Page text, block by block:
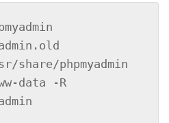
share/phpmyadmin
data -R